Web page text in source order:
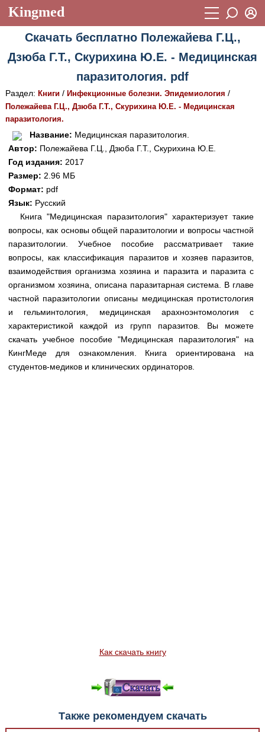
Kingmed
Учебный материал
Видеогалерея 899
Истории болезней 1268
Лекции и презентации 2474
Аккредитационные тесты
Методические рекомендации
Научно-популярное
Новости (244)
Медицинская стандартизация
Нормативы экстренной и неотложной помощи
Нормы лабораторных и инструментальных
исследований
Обратная связь
Восстановить пароль
Регистрация
Вход
Скачать бесплатно Полежайева Г.Ц.,
Дзюба Г.Т., Скурихина Ю.Е. - Медицинская
паразитология. pdf
Раздел: Книги/ Инфекционные болезни. Эпидемиология /
Полежайева Г.Ц., Дзюба Г.Т., Скурихина Ю.Е. - Медицинская
паразитология.
Название: Медицинская паразитология.
Автор: Полежайева Г.Ц., Дзюба Г.Т., Скурихина Ю.Е.
Год издания: 2017
Размер: 2.96 МБ
Формат: pdf
Язык: Русский
Книга "Медицинская паразитология" характеризует такие
вопросы, как основы общей паразитологии и вопросы частной
паразитологии. Учебное пособие рассматривает такие
вопросы, как классификация паразитов и хозяев паразитов,
взаимодействия организма хозяина и паразита и паразита с
организмом хозяина, описана паразитарная система. В главе
частной паразитологии описаны медицинская протистология
и гельминтология, медицинская арахноэнтомология с
характеристикой каждой из групп паразитов. Вы можете
скачать учебное пособие "Медицинская паразитология" на
КингМеде для ознакомления. Книга ориентирована на
студентов-медиков и клинических ординаторов.
Как скачать книгу
Также рекомендуем скачать